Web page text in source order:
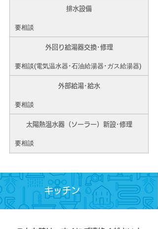
排水設備
要相談
外回り給湯器交換･修理
要相談(電気温水器･石油給湯器･ガス給湯器)
外部給湯･給水
要相談
太陽熱温水器（ソーラー）新設･修理
要相談
キッチン